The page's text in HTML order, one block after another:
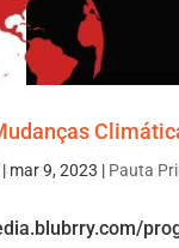
| mar 9, 2023 | Pauta